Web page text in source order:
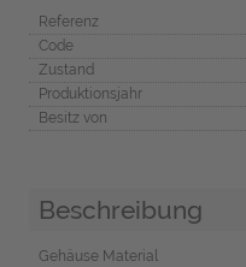
Referenz
Code
Zustand
Produktionsjahr
Besitz von
Beschreibung
Gehäuse Material